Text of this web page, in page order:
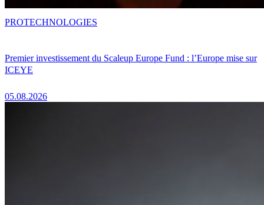
Premier investissement du Scaleup Europe Fund : l’Europe mise sur
ICEYE
05.08.2026
PROTECHNOLOGIES